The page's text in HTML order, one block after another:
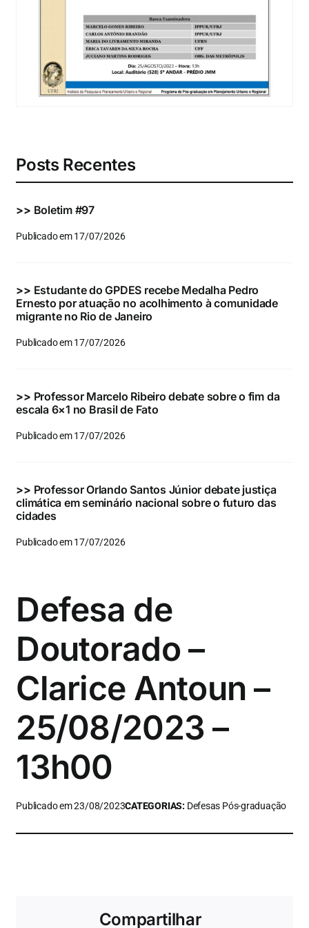
Buscar
resultados
Posts Recentes
>> Boletim #97
Publicado em 17/07/2026
>> Estudante do GPDES recebe Medalha Pedro
Ernesto por atuação no acolhimento à comunidade
migrante no Rio de Janeiro
Publicado em 17/07/2026
>> Professor Marcelo Ribeiro debate sobre o fim da
escala 6×1 no Brasil de Fato
Publicado em 17/07/2026
>> Professor Orlando Santos Júnior debate justiça
climática em seminário nacional sobre o futuro das
cidades
Publicado em 17/07/2026
Defesa de
Doutorado –
Clarice Antoun –
25/08/2023 –
13h00
Publicado em 23/08/2023CATEGORIAS: Defesas Pós-graduação
Compartilhar